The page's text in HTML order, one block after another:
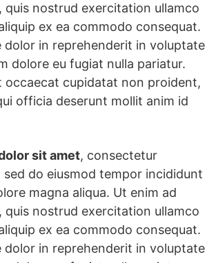
quis nostrud exercitation ullamco
ex ea commodo consequat.
dolor in reprehenderit in voluptate
dolore eu fugiat nulla pariatur.
occaecat cupidatat non proident,
officia deserunt mollit anim id
sit amet, consectetur
sed do eiusmod tempor incididunt
magna aliqua. Ut enim ad
quis nostrud exercitation ullamco
ex ea commodo consequat.
dolor in reprehenderit in voluptate